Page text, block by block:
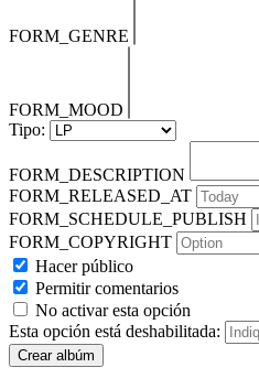
FORM_GENRE
FORM_MOOD
Tipo:
FORM_DESCRIPTION
FORM_RELEASED_AT
FORM_SCHEDULE_PUBLISH
FORM_COPYRIGHT
Hacer público
Permitir comentarios
No activar esta opción
Esta opción está deshabilitada:
Crear albúm